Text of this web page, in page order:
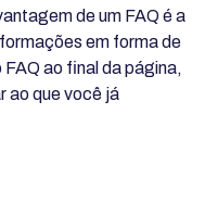
de um FAQ é a
em forma de
ao final da página,
ao que você já